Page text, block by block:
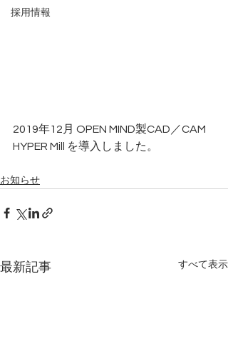
採用情報
2019年12月 OPEN MIND製CAD／CAM
HYPER Mill を導入しました。
お知らせ
最新記事 すべて表示